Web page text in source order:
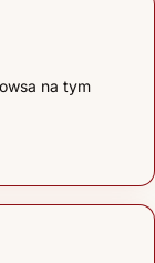
na tym